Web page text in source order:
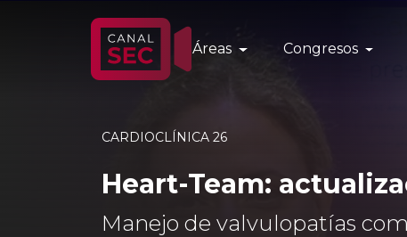
Áreas Congresos
CARDIOCLÍNICA 26
Heart-Team:
Manejo de valvulopatías